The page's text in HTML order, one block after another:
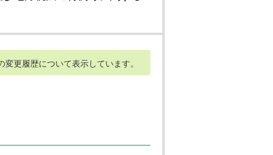
変更履歴について表示しています。